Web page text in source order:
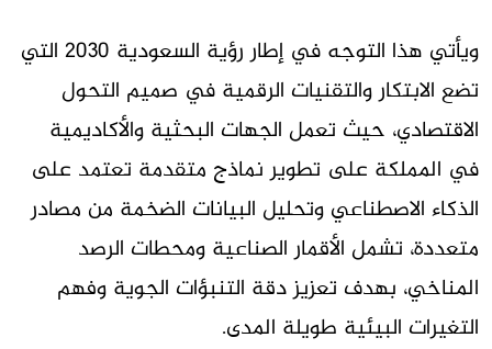
ويأتي هذا التوجه في إطار رؤية السعودية 2030 التي
تضع الابتكار والتقنيات الرقمية في صميم التحول
الاقتصادي، حيث تعمل الجهات البحثية والأكاديمية
في المملكة على تطوير نماذج متقدمة تعتمد على
الذكاء الاصطناعي وتحليل البيانات الضخمة من مصادر
متعددة، تشمل الأقمار الصناعية ومحطات الرصد
المناخي، بهدف تعزيز دقة التنبؤات الجوية وفهم
التغيرات البيئية طويلة المدى.